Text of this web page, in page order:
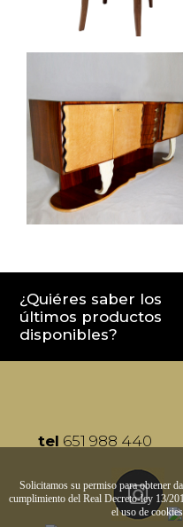
¿Quiéres saber los
últimos productos
disponibles?
tel 651 988 440
Solicitamos su permiso para obtener
cumplimiento del Real Decreto-ley 13/
el uso de